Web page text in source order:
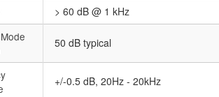
> 60 dB @ 1 kHz
50 dB typical
+/-0.5 dB, 20Hz - 20kHz